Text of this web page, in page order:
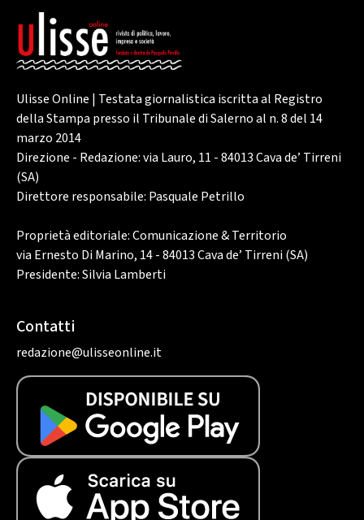
Ulisse Online | Testata giornalistica iscritta al Registro
della Stampa presso il Tribunale di Salerno al n. 8 del 14
marzo 2014
Direzione - Redazione: via Lauro, 11 - 84013 Cava de’ Tirreni
(SA)
Direttore responsabile: Pasquale Petrillo
Proprietà editoriale: Comunicazione & Territorio
via Ernesto Di Marino, 14 - 84013 Cava de’ Tirreni (SA)
Presidente: Silvia Lamberti
Contatti
redazione@ulisseonline.it